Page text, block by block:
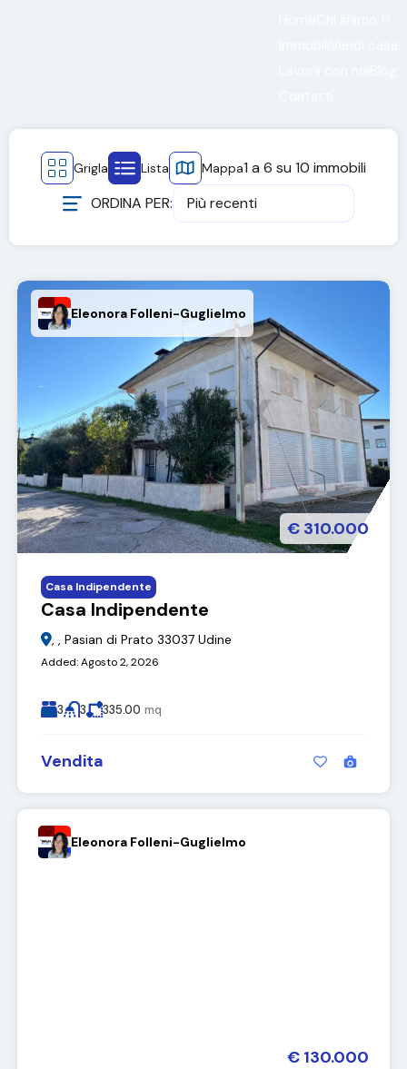
Grigla Lista Mappa1 a 6 su 10 immobili
ORDINA PER:
Più recenti
Eleonora Folleni-Guglielmo
€ 310.000
Casa Indipendente
, , Pasian di Prato 33037 Udine
Added:Agosto 2, 2026
Casa Indipendente
3 3 335.00 mq
Vendita
Eleonora Folleni-Guglielmo
€ 130.000